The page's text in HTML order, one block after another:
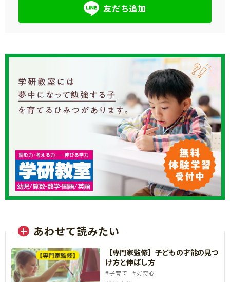
友だち追加
あわせて読みたい
【専門家監修】子どもの才能の見つ
け方と伸ばし方
子育て
好奇心